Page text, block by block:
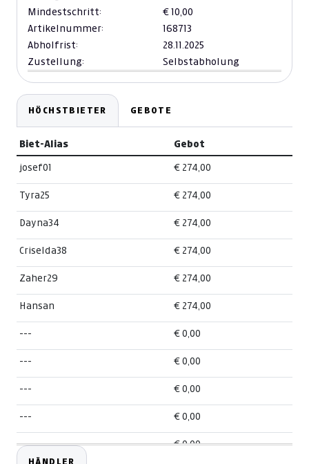
Mindestschritt:
€ 10,00
Artikelnummer:
168713
Abholfrist:
28.11.2025
Zustellung:
Selbstabholung
HÖCHSTBIETER GEBOTE
Biet-Alias Gebot
josef01 € 274,00
Tyra25 € 274,00
Dayna34 € 274,00
Criselda38 € 274,00
Zaher29 € 274,00
Hansan € 274,00
--- € 0,00
--- € 0,00
--- € 0,00
--- € 0,00
--- € 0,00
HÄNDLER